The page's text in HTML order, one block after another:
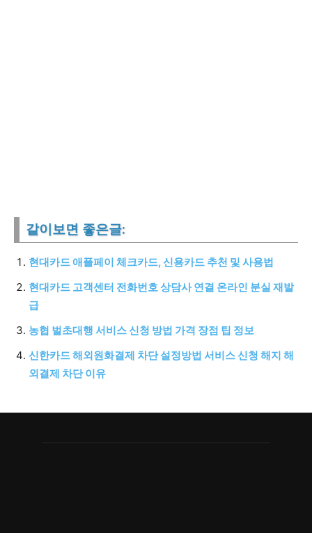
같이보면 좋은글:
현대카드 애플페이 체크카드, 신용카드 추천 및 사용법
현대카드 고객센터 전화번호 상담사 연결 온라인 분실 재발
급
농협 벌초대행 서비스 신청 방법 가격 장점 팁 정보
신한카드 해외원화결제 차단 설정방법 서비스 신청 해지 해
외결제 차단 이유